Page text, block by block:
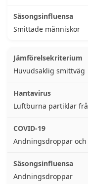
Smittade människor
Huvudsaklig smittväg
Luftburna partiklar
Andningsdroppar och
Andningsdroppar